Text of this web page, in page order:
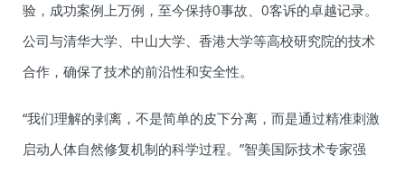
验，成功案例上万例，至今保持0事故、0客诉的卓越记录。
公司与清华大学、中山大学、香港大学等高校研究院的技术
合作，确保了技术的前沿性和安全性。
“我们理解的剥离，不是简单的皮下分离，而是通过精准刺激
启动人体自然修复机制的科学过程。”智美国际技术专家强